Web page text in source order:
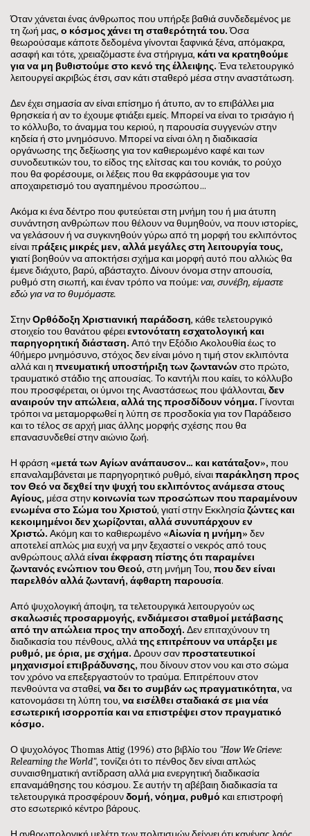
Όταν χάνεται ένας άνθρωπος που υπήρξε βαθιά συνδεδεμένος με
τη ζωή μας, ο κόσμος χάνει τη σταθερότητά του.Όσα
θεωρούσαμε κάποτε δεδομένα γίνονται ξαφνικά ξένα, απόμακρα,
ασαφή και τότε, χρειαζόμαστε ένα στήριγμα, κάτι να κρατηθούμε
για να μη βυθιστούμε στο κενό της έλλειψης. Ένα τελετουργικό
λειτουργεί ακριβώς έτσι, σαν κάτι σταθερό μέσα στην αναστάτωση.
Δεν έχει σημασία αν είναι επίσημο ή άτυπο, αν το επιβάλλει μια
θρησκεία ή αν το έχουμε φτιάξει εμείς. Μπορεί να είναι το τρισάγιο ή
το κόλλυβο, το άναμμα του κεριού, η παρουσία συγγενών στην
κηδεία ή στο μνημόσυνο. Μπορεί να είναι όλη η διαδικασία
οργάνωσης της δεξίωσης για τον καθιερωμένο καφέ και των
συνοδευτικών του, το είδος της ελίτσας και του κονιάκ, το ρούχο
που θα φορέσουμε, οι λέξεις που θα εκφράσουμε για τον
αποχαιρετισμό του αγαπημένου προσώπου…
Ακόμα κι ένα δέντρο που φυτεύεται στη μνήμη του ή μια άτυπη
συνάντηση ανθρώπων που θέλουν να θυμηθούν, να πουν ιστορίες,
να γελάσουν ή να συγκινηθούν γύρω από τη μορφή του εκλιπόντος
είναι πράξεις μικρές μεν, αλλά μεγάλες στη λειτουργία τους,
γιατί βοηθούν να αποκτήσει σχήμα και μορφή αυτό που αλλιώς θα
έμενε διάχυτο, βαρύ, αβάσταχτο. Δίνουν όνομα στην απουσία,
ρυθμό στη σιωπή, και έναν τρόπο να πούμε: ναι, συνέβη, είμαστε
εδώ για να το θυμόμαστε.
ΣτηνΟρθόδοξη Χριστιανική παράδοση, κάθε τελετουργικό
στοιχείο του θανάτου φέρειεντονότατη εσχατολογική και
παρηγορητική διάσταση. Από την Εξόδιο Ακολουθία έως το
40ήμερο μνημόσυνο, στόχος δεν είναι μόνο η τιμή στον εκλιπόντα
αλλά και η πνευματική υποστήριξη των ζωντανώνστο πρώτο,
τραυματικό στάδιο της απουσίας. Το καντήλι που καίει, το κόλλυβο
που προσφέρεται, οι ύμνοι της Αναστάσεως που ψάλλονται, δεν
αναιρούν την απώλεια, αλλά της προσδίδουν νόημα. Γίνονται
τρόποι να μεταμορφωθεί η λύπη σε προσδοκία για τον Παράδεισο
και το τέλος σε αρχή μιας άλλης μορφής σχέσης που θα
επανασυνδεθεί στην αιώνιο ζωή.
Η φράση «μετά των Αγίων ανάπαυσον… και κατάταξον», που
επαναλαμβάνεται με παρηγορητικό ρυθμό, είναιπαράκληση προς
τον Θεό να δεχθεί την ψυχή του εκλιπόντος ανάμεσα στους
Αγίους, μέσα στην κοινωνία των προσώπων που παραμένουν
ενωμένα στο Σώμα του Χριστού, γιατί στην Εκκλησίαζώντες και
κεκοιμημένοι δεν χωρίζονται, αλλά συνυπάρχουν εν
Χριστώ. Ακόμη και το καθιερωμένο «Αἰωνία η μνήμη» δεν
αποτελεί απλώς μια ευχή να μην ξεχαστεί ο νεκρός από τους
ανθρώπους αλλά είναι έκφραση πίστης ότι παραμένει
ζωντανός ενώπιον του Θεού, στη μνήμη Του, που δεν είναι
παρελθόν αλλά ζωντανή, άφθαρτη παρουσία.
Από ψυχολογική άποψη, τα τελετουργικά λειτουργούν ως
σκαλωσιές προσαρμογής, ενδιάμεσοι σταθμοί μετάβασης
από την απώλεια προς την αποδοχή. Δεν επιταχύνουν τη
διαδικασία του πένθους, αλλάτης επιτρέπουν να υπάρξει με
ρυθμό, με όρια, με σχήμα. Δρουν σανπροστατευτικοί
μηχανισμοί επιβράδυνσης, που δίνουν στον νου και στο σώμα
τον χρόνο να επεξεργαστούν το τραύμα. Επιτρέπουν στον
πενθούντα να σταθεί, να δει το συμβάν ως πραγματικότητα, να
κατονομάσει τη λύπη του, να εισέλθει σταδιακά σε μια νέα
εσωτερική ισορροπία και να επιστρέψει στον πραγματικό
κόσμο.
Ο ψυχολόγος Thomas Attig (1996) στο βιβλίο του "How We Grieve:
Relearning the World", τονίζει ότι το πένθος δεν είναι απλώς
συναισθηματική αντίδραση αλλά μια ενεργητική διαδικασία
επαναμάθησης του κόσμου. Σε αυτήν τη αβέβαιη διαδικασία τα
τελετουργικά προσφέρουνδομή, νόημα, ρυθμό και επιστροφή
στο εσωτερικό κέντρο βάρους.